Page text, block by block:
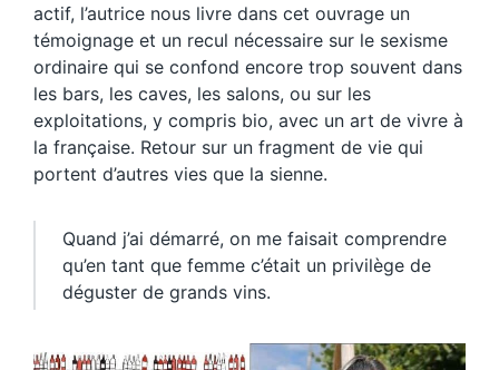
actif, l’autrice nous livre dans cet ouvrage un
témoignage et un recul nécessaire sur le sexisme
ordinaire qui se confond encore trop souvent dans
les bars, les caves, les salons, ou sur les
exploitations, y compris bio, avec un art de vivre à
la française. Retour sur un fragment de vie qui
portent d’autres vies que la sienne.
Quand j’ai démarré, on me faisait comprendre
qu’en tant que femme c’était un privilège de
déguster de grands vins.